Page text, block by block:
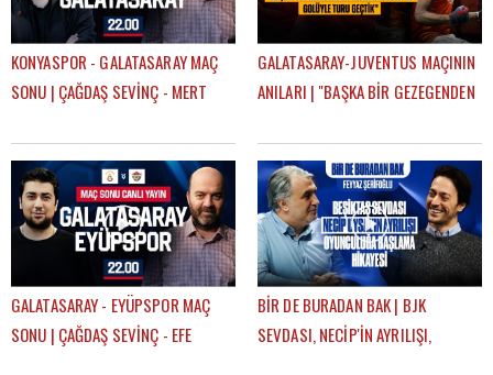
KONYASPOR - GALATASARAY MAÇ
SONU | ÇAĞDAŞ SEVİNÇ - MERT
GALATASARAY-JUVENTUS MAÇININ
ANILARI | "BAŞKA BİR GEZEGENDEN
GEÇTİK"
GALATASARAY - EYÜPSPOR MAÇ
SONU | ÇAĞDAŞ SEVİNÇ - EFE
BİR DE BURADAN BAK | BJK
SEVDASI, NECİP'İN AYRILIŞI,